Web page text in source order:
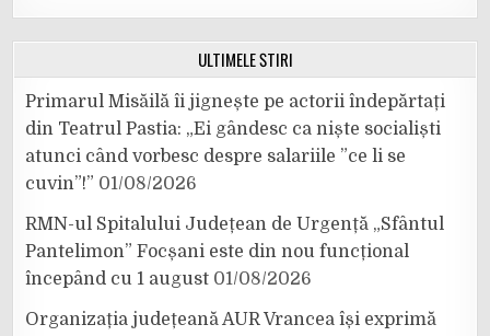
ULTIMELE ȘTIRI
Primarul Misăilă îi jignește pe actorii îndepărtați
din Teatrul Pastia: „Ei gândesc ca niște socialiști
atunci când vorbesc despre salariile ”ce li se
cuvin”!” 01/08/2026
RMN-ul Spitalului Județean de Urgență „Sfântul
Pantelimon” Focșani este din nou funcțional
începând cu 1 august 01/08/2026
Organizația județeană AUR Vrancea își exprimă